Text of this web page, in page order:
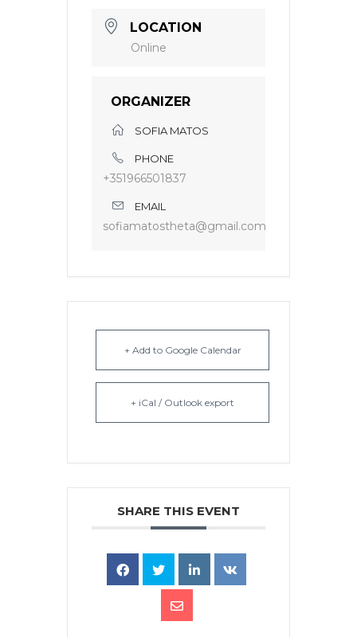
LOCATION
Online
ORGANIZER
SOFIA MATOS
PHONE
+351966501837
EMAIL
sofiamatostheta@gmail.com
+ Add to Google Calendar
+ iCal / Outlook export
SHARE THIS EVENT